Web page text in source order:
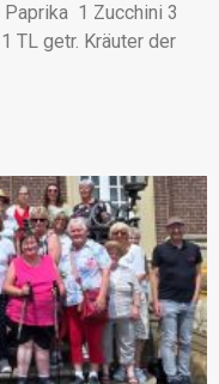
1 Zucchini 3
TL getr. Kräuter der